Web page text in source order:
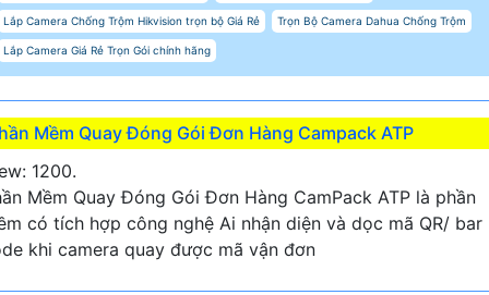
Lắp Camera Chống Trộm Hikvision trọn bộ Giá Rẻ Trọn Bộ Camera Dahua Chống Trộm
Lắp Camera Giá Rẻ Trọn Gói chính hãng
Mềm Quay Đóng Gói Đơn Hàng Campack ATP
1200.
Mềm Quay Đóng Gói Đơn Hàng CamPack ATP là phần
có tích hợp công nghệ Ai nhận diện và dọc mã QR/ bar
khi camera quay được mã vận đơn